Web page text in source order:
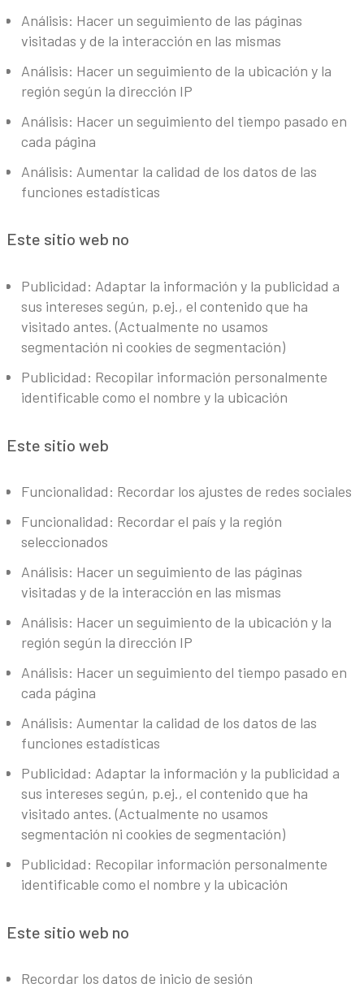
Análisis: Hacer un seguimiento de las páginas
visitadas y de la interacción en las mismas
Análisis: Hacer un seguimiento de la ubicación y la
región según la dirección IP
Análisis: Hacer un seguimiento del tiempo pasado en
cada página
Análisis: Aumentar la calidad de los datos de las
funciones estadísticas
Este sitio web no
Publicidad: Adaptar la información y la publicidad a
sus intereses según, p.ej., el contenido que ha
visitado antes. (Actualmente no usamos
segmentación ni cookies de segmentación)
Publicidad: Recopilar información personalmente
identificable como el nombre y la ubicación
Este sitio web
Funcionalidad: Recordar los ajustes de redes sociales
Funcionalidad: Recordar el país y la región
seleccionados
Análisis: Hacer un seguimiento de las páginas
visitadas y de la interacción en las mismas
Análisis: Hacer un seguimiento de la ubicación y la
región según la dirección IP
Análisis: Hacer un seguimiento del tiempo pasado en
cada página
Análisis: Aumentar la calidad de los datos de las
funciones estadísticas
Publicidad: Adaptar la información y la publicidad a
sus intereses según, p.ej., el contenido que ha
visitado antes. (Actualmente no usamos
segmentación ni cookies de segmentación)
Publicidad: Recopilar información personalmente
identificable como el nombre y la ubicación
Este sitio web no
Recordar los datos de inicio de sesión